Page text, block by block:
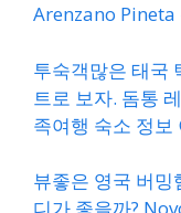
Arenzano Pineta
투숙객많은 태국
트로 보자. 돔통
족여행 숙소 정보
뷰좋은 영국 버밍